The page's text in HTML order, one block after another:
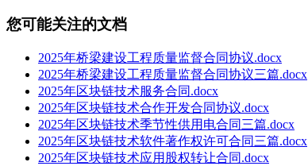
您可能关注的文档
2025年桥梁建设工程质量监督合同协议.docx
2025年桥梁建设工程质量监督合同协议三篇.docx
2025年区块链技术服务合同.docx
2025年区块链技术合作开发合同协议.docx
2025年区块链技术季节性供用电合同三篇.docx
2025年区块链技术软件著作权许可合同三篇.docx
2025年区块链技术应用股权转让合同.docx